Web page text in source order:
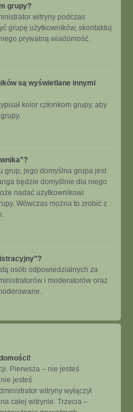
grupy?
witryny podczas
grupę użytkowników, skontaktuj
prywatną wiadomość.
są wyświetlane innymi
kolor członkom grupy, aby
grup, jego domyślna grupa jest
będzie domyślnie dla niego
nadać użytkownikowi
Wówczas można to zrobić z
osób odpowiedzialnych za
i moderatorów oraz
Pierwsza – nie jesteś
jesteś
witryny wyłączył
całej witrynie. Trzecia –